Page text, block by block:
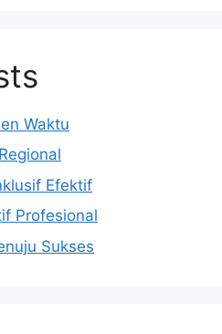
Waktu
Efektif
Profesional
Sukses